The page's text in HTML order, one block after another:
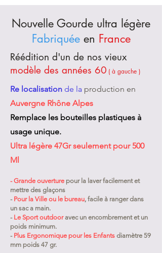
Nouvelle Gourde ultra légère
Fabriquéeen France
Réédition d'un de nos vieux
modèle des années 60 ( à gauche )
Re localisation de la production en
Auvergne Rhône Alpes
Remplace les bouteilles plastiques à
usage unique.
Ultra légère 47Gr seulement pour 500
Ml
- Grande ouverture pour la laver facilement et
mettre des glaçons
- Pour la Ville ou le bureau, facile à ranger dans
un sac a main.
- Le Sport outdoor avec un encombrement et un
poids minimum.
- Plus Ergonomique pour les Enfants diamètre 59
mm poids 47 gr.